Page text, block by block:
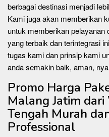
berbagai destinasi menjadi
Kami juga akan memberikan
untuk memberikan pelayanan
yang terbaik dan terintegrasi
tugas kami dan prinsip kami
anda semakin baik, aman,
Promo Harga
Malang Jatim dari
Tengah Murah
Professional